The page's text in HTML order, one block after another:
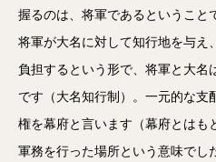
握るのは、将軍であるということ
将軍が大名に対して知行地を与え
負担するという形で、将軍と大名
です（大名知行制）。一元的な支
権を幕府と言います（幕府とはも
軍務を行った場所という意味でし